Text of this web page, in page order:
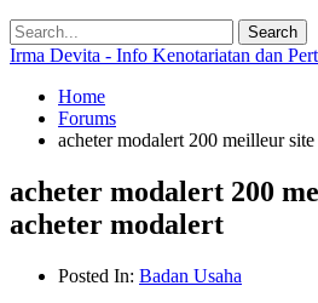
Irma Devita - Info Kenotariatan dan
Home
Forums
acheter modalert 200 meilleur
acheter modalert 200
acheter modalert
Posted In: Badan Usaha